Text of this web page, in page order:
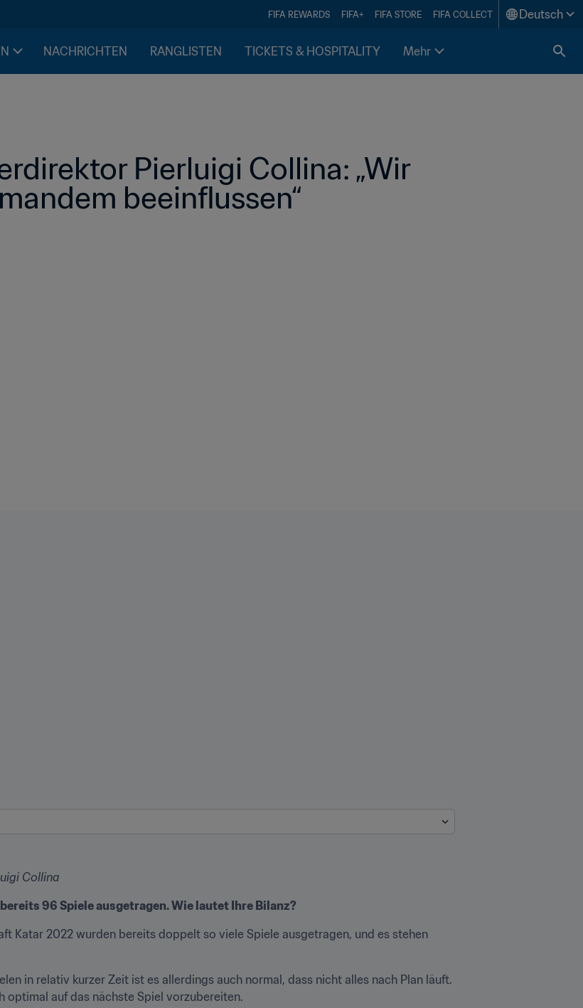
FIFA REWARDS FIFA+ FIFA STORE FIFA COLLECT Deutsch
NACHRICHTEN RANGLISTEN TICKETS & HOSPITALITY Mehr
Pierluigi Collina: „Wir
beeinflussen“
Collina
96 Spiele ausgetragen. Wie lautet Ihre Bilanz?
Katar 2022 wurden bereits doppelt so viele Spiele ausgetragen, und es stehen
in relativ kurzer Zeit ist es allerdings auch normal, dass nicht alles nach Plan läuft.
optimal auf das nächste Spiel vorzubereiten.